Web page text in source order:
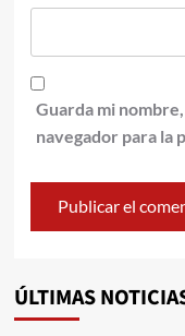
Guarda mi
navegador para la
ÚLTIMAS